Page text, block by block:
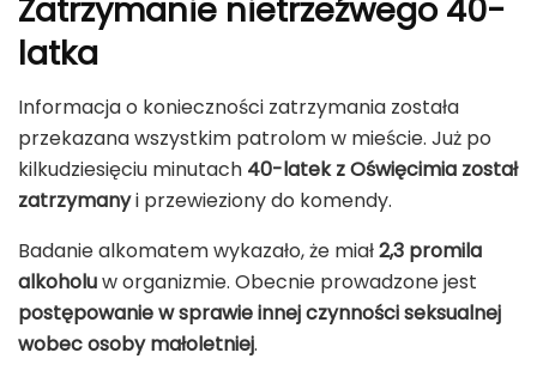
Zatrzymanie nietrzeźwego 40-
latka
Informacja o konieczności zatrzymania została
przekazana wszystkim patrolom w mieście. Już po
kilkudziesięciu minutach 40-latek z Oświęcimia został
zatrzymanyi przewieziony do komendy.
Badanie alkomatem wykazało, że miał2,3 promila
alkoholuw organizmie. Obecnie prowadzone jest
postępowanie w sprawie innej czynności seksualnej
wobec osoby małoletniej.